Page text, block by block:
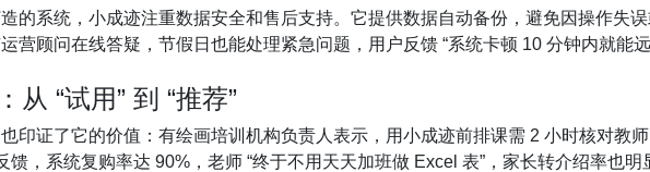
的系统，小成迹注重数据安全和售后支持。它提供数据自动备份，避免因操作失
营顾问在线答疑，节假日也能处理紧急问题，用户反馈 “系统卡顿 10 分钟内就能
从 “试用” 到 “推荐”
印证了它的价值：有绘画培训机构负责人表示，用小成迹前排课需 2 小时核对教
，系统复购率达 90%，老师 “终于不用天天加班做 Excel 表”，家长转介绍率也明
0/11